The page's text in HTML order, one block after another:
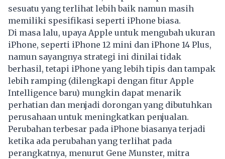
sesuatu yang terlihat lebih baik namun masih
memiliki spesifikasi seperti iPhone biasa.
Di masa lalu, upaya Apple untuk mengubah ukuran
iPhone, seperti iPhone 12 mini dan iPhone 14 Plus,
namun sayangnya strategi ini dinilai tidak
berhasil, tetapi iPhone yang lebih tipis dan tampak
lebih ramping (dilengkapi dengan fitur Apple
Intelligence baru) mungkin dapat menarik
perhatian dan menjadi dorongan yang dibutuhkan
perusahaan untuk meningkatkan penjualan.
Perubahan terbesar pada iPhone biasanya terjadi
ketika ada perubahan yang terlihat pada
perangkatnya, menurut Gene Munster, mitra